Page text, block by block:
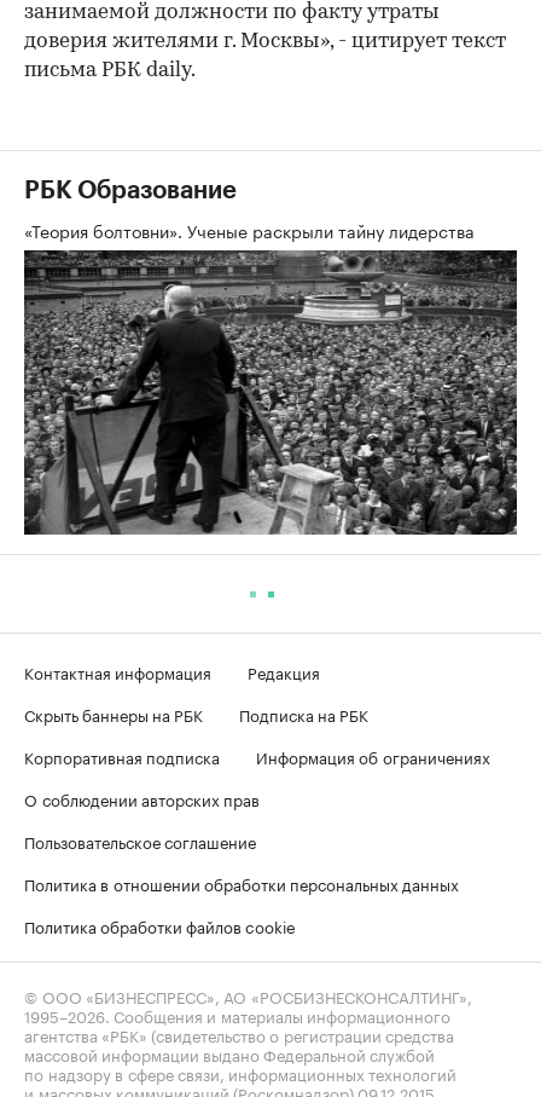
занимаемой должности по факту утраты
доверия жителями г. Москвы», - цитирует текст
письма РБК daily.
РБК Образование
«Теория болтовни». Ученые раскрыли тайну лидерства
Контактная информация
Редакция
Скрыть баннеры на РБК
Подписка на РБК
Корпоративная подписка
Информация об ограничениях
О соблюдении авторских прав
Пользовательское соглашение
Политика в отношении обработки персональных данных
Политика обработки файлов cookie
© ООО «БИЗНЕСПРЕСС», АО «РОСБИЗНЕСКОНСАЛТИНГ»,
1995–2026. Сообщения и материалы информационного
агентства «РБК» (свидетельство о регистрации средства
массовой информации выдано Федеральной службой
по надзору в сфере связи, информационных технологий
и массовых коммуникаций (Роскомнадзор) 09.12.2015